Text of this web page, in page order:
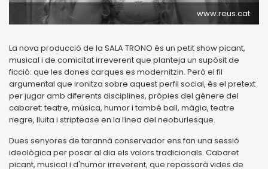
www.reus.cat
La nova producció de la SALA TRONO és un petit show picant,
musical i de comicitat irreverent que planteja un supòsit de
ficció: que les dones carques es modernitzin. Però el fil
argumental que ironitza sobre aquest perfil social, és el pretext
per jugar amb diferents disciplines, pròpies del gènere del
cabaret: teatre, música, humor i també ball, màgia, teatre
negre, lluita i striptease en la línea del neoburlesque.
Dues senyores de tarannà conservador ens fan una sessió
ideològica per posar al dia els valors tradicionals. Cabaret
picant, musical i d'humor irreverent, que repassarà vides de